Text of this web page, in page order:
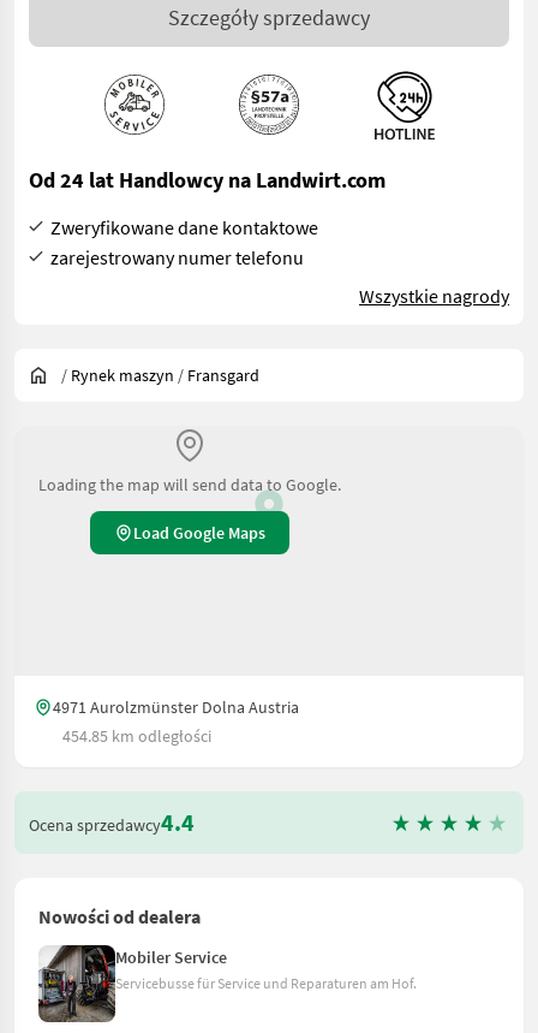
Szczegóły sprzedawcy
Od 24 lat Handlowcy na Landwirt.com
Zweryfikowane dane kontaktowe
zarejestrowany numer telefonu
Wszystkie nagrody
/ Rynek maszyn / Fransgard
Loading the map will send data to Google.
Load Google Maps
4971 Aurolzmünster Dolna Austria
454.85 km odległości
Ocena sprzedawcy4.4
Nowości od dealera
Mobiler Service
Servicebusse für Service und Reparaturen am Hof.